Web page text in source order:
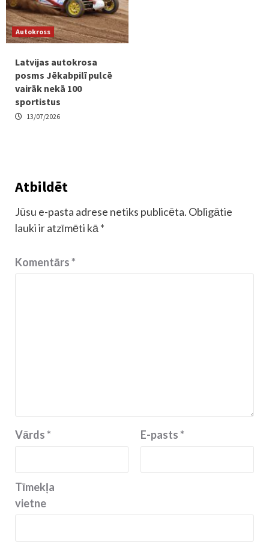
Autokross
Latvijas autokrosa
posms Jēkabpilī pulcē
vairāk nekā 100
sportistus
13/07/2026
Atbildēt
Jūsu e-pasta adrese netiks publicēta. Obligātie
lauki ir atzīmēti kā *
Komentārs*
Vārds* E-pasts*
Tīmekļa
vietne